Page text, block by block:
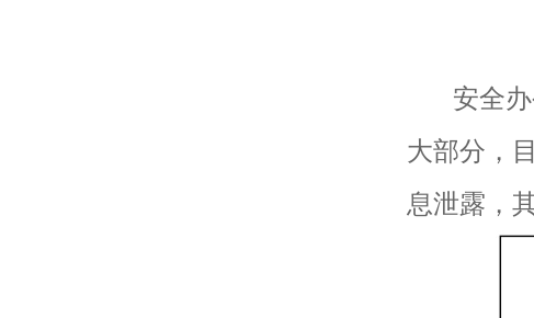
安全办
大部分，
息泄露，